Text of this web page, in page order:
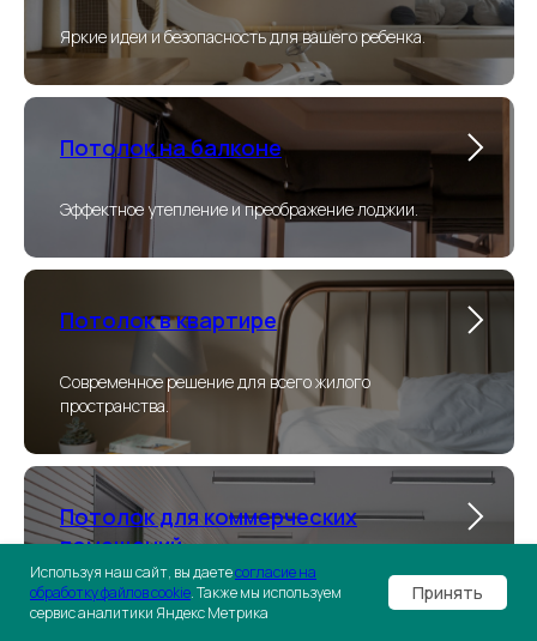
Яркие идеи и безопасность для вашего ребенка.
Потолок на балконе
Эффектное утепление и преображение лоджии.
Потолок в квартире
Современное решение для всего жилого
пространства.
Потолок для коммерческих
помещений
Функциональность и привлекательный вид для
Используя наш сайт, вы даетесогласие на
обработку файлов cookie. Также мы используем
сервис аналитики Яндекс Метрика
Принять